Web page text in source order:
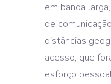
em banda
de
distâncias
acesso, que
esforço